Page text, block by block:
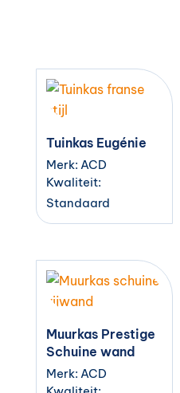
Tuinkas Eugénie
Merk: ACD
Kwaliteit:
Standaard
Muurkas Prestige
Schuine wand
Merk: ACD